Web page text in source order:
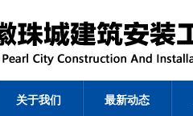
关于我们 最新动态